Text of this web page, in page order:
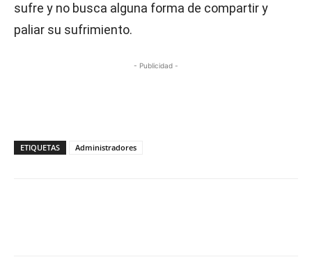
sufre y no busca alguna forma de compartir y
paliar su sufrimiento.
- Publicidad -
ETIQUETAS Administradores